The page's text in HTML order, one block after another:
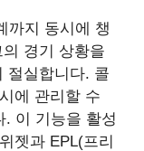
까지 동시에 챙
경기 상황을
절실합니다. 콜
에 관리할 수
. 이 기능을 활성
젯과 EPL(프리